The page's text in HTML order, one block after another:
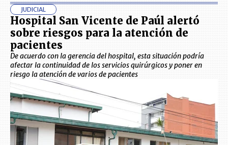
JUDICIAL
Hospital San Vicente de Paúl alertó
sobre riesgos para la atención de
pacientes
De acuerdo con la gerencia del hospital, esta situación podría
afectar la continuidad de los servicios quirúrgicos y poner en
riesgo la atención de varios de pacientes